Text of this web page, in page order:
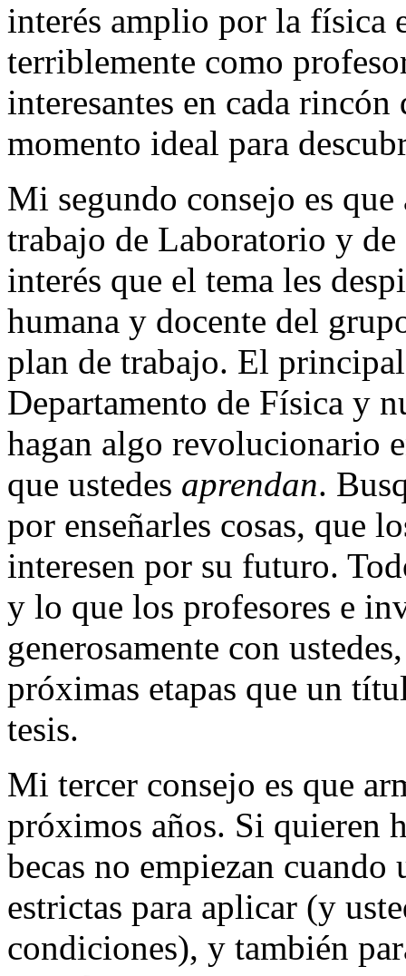
interés amplio por la física
terriblemente como
interesantes en cada
momento ideal para
Mi segundo consejo es que
trabajo de Laboratorio y
interés que el tema les
humana y docente del
plan de trabajo. El
Departamento de Física y
hagan algo revolucionario
que ustedes aprendan.
por enseñarles cosas, que
interesen por su futuro.
y lo que los profesores e
generosamente con
próximas etapas que un
tesis.
Mi tercer consejo es que
próximos años. Si quieren
becas no empiezan cuando
estrictas para aplicar (y
condiciones), y también